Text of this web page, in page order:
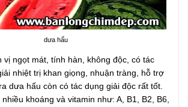
dưa hấu
vị ngọt mát, tính hàn, không độc, có tác
nhiệt trị khan giọng, nhuận tràng, hỗ trợ
dưa hấu còn có tác dụng giải độc rất tốt.
khoáng và vitamin như: A, B1, B2, B6,